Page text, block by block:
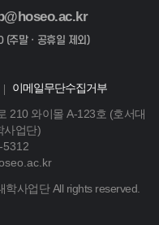
이메일무단수집거부
210 와이몰 A-123호 (호서대
사업단)
5312
사업단 All rights reserved.
주말ㆍ공휴일 제외)